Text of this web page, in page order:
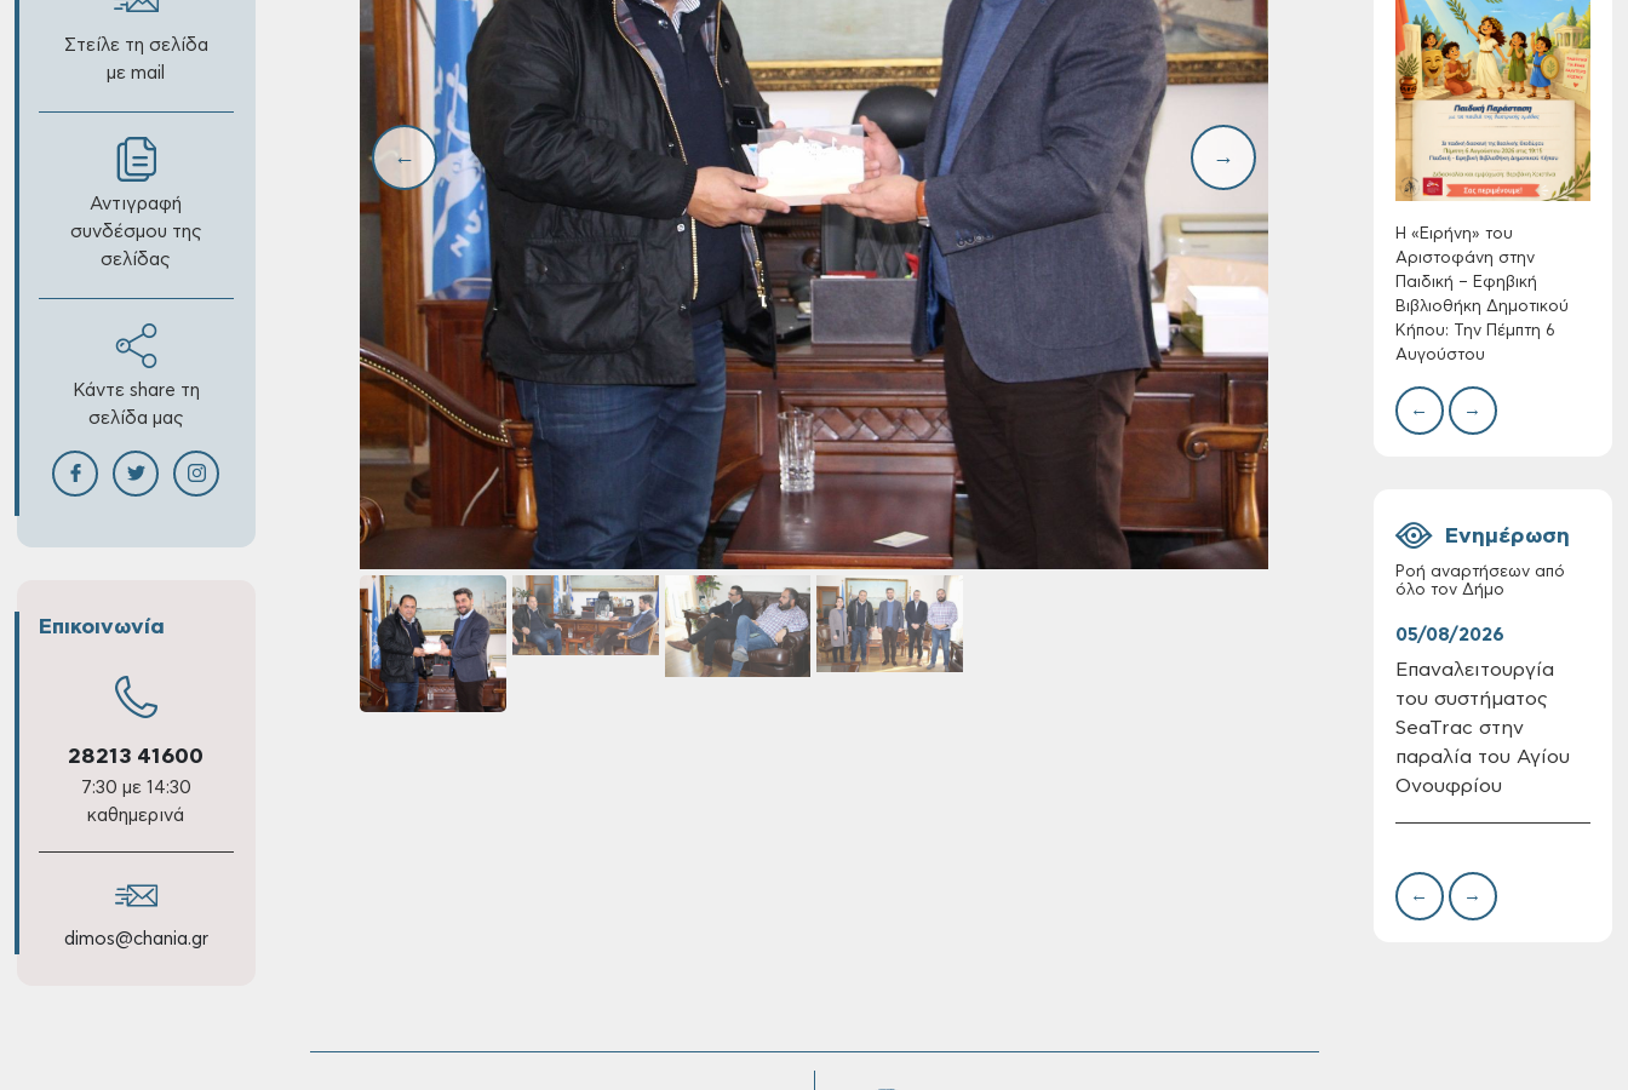
Στείλε τη σελίδα
με mail
Αντιγραφή
συνδέσμου της
σελίδας
Κάντε share τη
σελίδα μας
Επικοινωνία
28213 41600
7:30 με 14:30
καθημερινά
dimos@chania.gr
Η «Ειρήνη» του
Αριστοφάνη στην
Παιδική – Εφηβική
Βιβλιοθήκη
Δημοτικού Κήπου:
Την Πέμπτη 6
Αυγούστου
Διακοπή νερού στην
Πλαστήρα της Δ.Κ.
Τσικαλαριών
Πίνακες Κατάταξης
& Βαθμολογίας,
Πίνακες
προσληπτέων και
Ονομαστικοί πίνακες
Η «Ειρήνη» του
Αριστοφάνη στην
Παιδική – Εφηβική
Βιβλιοθήκη Δημοτικού
Κήπου: Την Πέμπτη 6
Αυγούστου
με
← →
Ενημέρωση
Ροή αναρτήσεων από
όλο τον Δήμο
05/08/2026
Επαναλειτουργία
του συστήματος
SeaTrac στην
παραλία του Αγίου
Ονουφρίου
← →